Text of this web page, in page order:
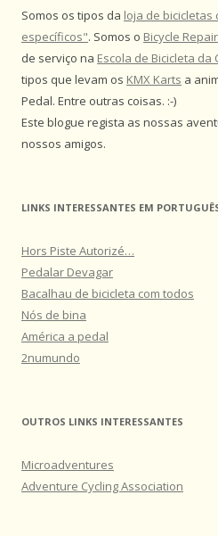
Somos os tipos da loja de
específicos". Somos o Bicycle
de serviço na Escola de Bicicleta da
tipos que levam os KMX Karts a
Pedal. Entre outras coisas. :-)
Este blogue regista as nossas
nossos amigos.
LINKS INTERESSANTES EM
Hors Piste Autorizé…
Pedalar Devagar
Bacalhau de bicicleta com todos
Nós de bina
América a pedal
2numundo
OUTROS LINKS INTERESSANTES
Microadventures
Adventure Cycling Association